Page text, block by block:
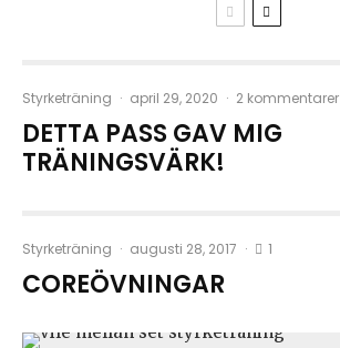
Styrketräning · april 29, 2020 · 2 kommentarer
DETTA PASS GAV MIG
TRÄNINGSVÄRK!
Styrketräning · augusti 28, 2017 · 1
COREÖVNINGAR